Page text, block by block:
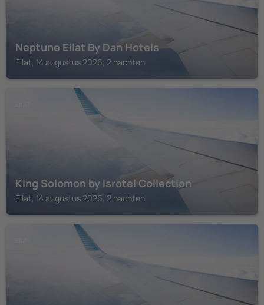
Neptune Eilat By Dan Hotels
Eilat, 14 augustus 2026, 2 nachten
King Solomon by Isrotel Collection
Eilat, 14 augustus 2026, 2 nachten